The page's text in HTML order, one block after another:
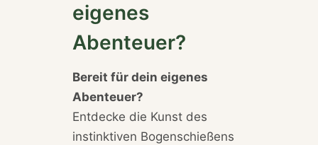
eigenes
Abenteuer?
Bereit für dein eigenes
Abenteuer?
Entdecke die Kunst des
instinktiven Bogenschießens